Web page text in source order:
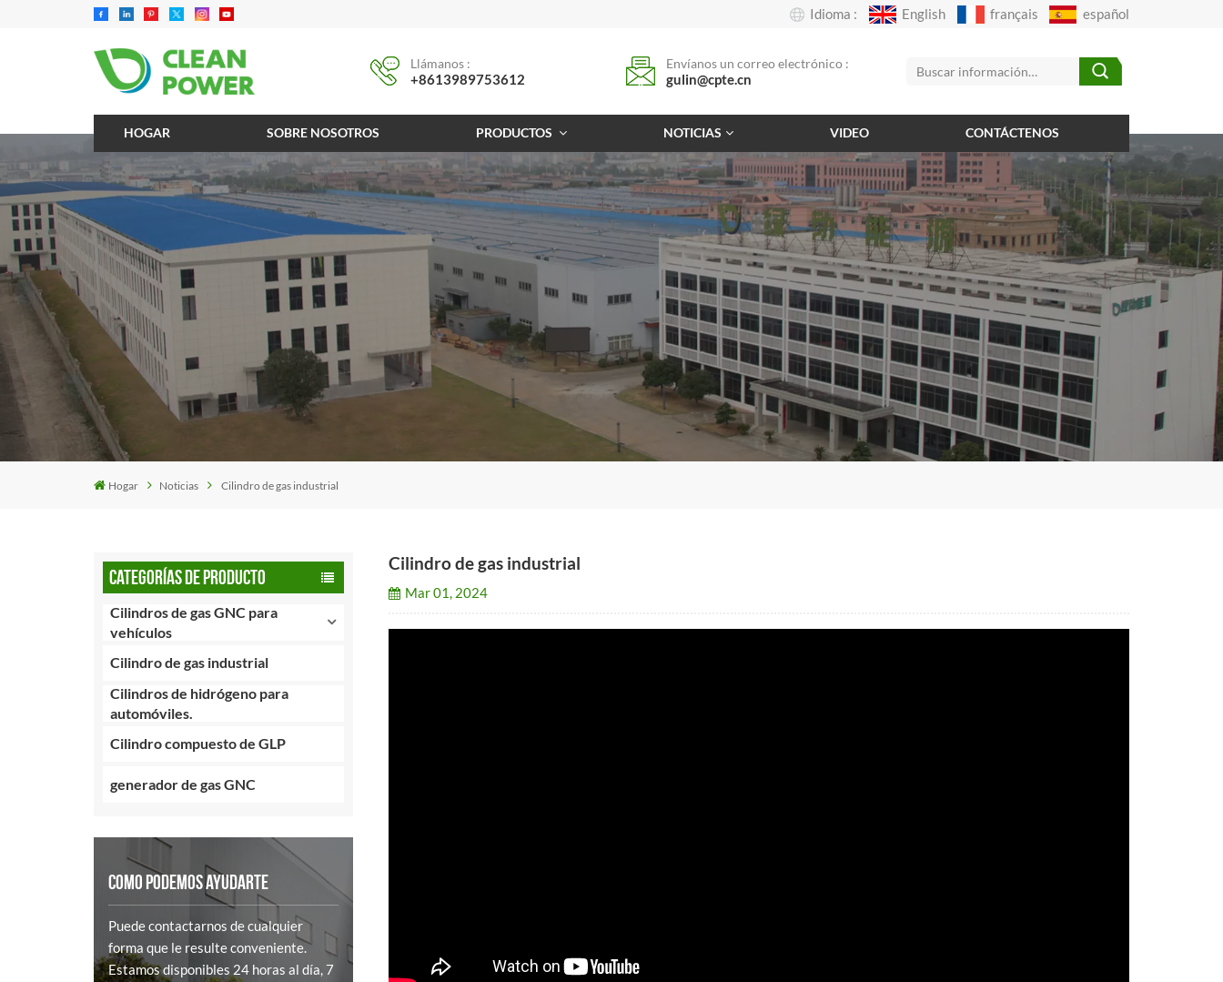
Idioma : English français español
Llámanos :
+8613989753612
Envíanos un correo electrónico :
gulin@cpte.cn
HOGAR SOBRE NOSOTROS PRODUCTOS NOTICIAS VIDEO CONTÁCTENOS
Hogar Noticias Cilindro de gas industrial
CATEGORÍAS DE PRODUCTO
Cilindros de gas GNC para
vehículos
Cilindro de gas industrial
Cilindros de hidrógeno para
automóviles.
Cilindro compuesto de GLP
generador de gas GNC
COMO PODEMOS AYUDARTE
Puede contactarnos de cualquier
forma que le resulte conveniente.
Estamos disponibles 24 horas al día, 7
Cilindro de gas industrial
Mar 01, 2024